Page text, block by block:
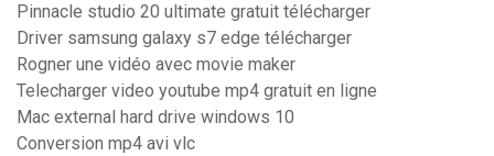
Pinnacle studio 20 ultimate gratuit télécharger
Driver samsung galaxy s7 edge télécharger
Rogner une vidéo avec movie maker
Telecharger video youtube mp4 gratuit en ligne
Mac external hard drive windows 10
Conversion mp4 avi vlc